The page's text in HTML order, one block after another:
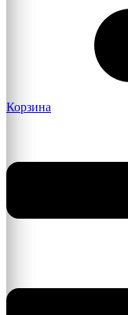
Корзина